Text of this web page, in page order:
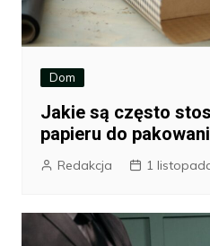
Dom
Jakie są często
papieru do
Redakcja 1